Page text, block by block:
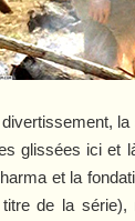
glissées ici et
et la
titre de la